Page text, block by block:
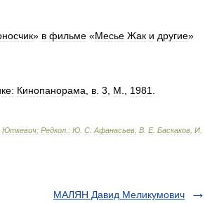
» в фильме «Месье Жак и другие»
Кинопанорама в 3 М 1981
Юткевич; Редкол : Ю С Афанасьев В Е. Баскаков И
МАЛЯН Давид Меликумович